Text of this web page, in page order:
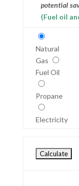
potential
(Fuel oil
Natural
Gas
Fuel Oil
Propane
Electricity